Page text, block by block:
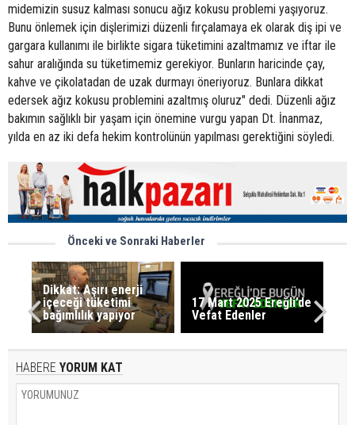
midemizin susuz kalması sonucu ağız kokusu problemi yaşıyoruz.
Bunu önlemek için dişlerimizi düzenli fırçalamaya ek olarak diş ipi ve
gargara kullanımı ile birlikte sigara tüketimini azaltmamız ve iftar ile
sahur aralığında su tüketimemiz gerekiyor. Bunların haricinde çay,
kahve ve çikolatadan de uzak durmayı öneriyoruz. Bunlara dikkat
edersek ağız kokusu problemini azaltmış oluruz" dedi. Düzenli ağız
bakımın sağlıklı bir yaşam için önemine vurgu yapan Dt. İnanmaz,
yılda en az iki defa hekim kontrolünün yapılması gerektiğini söyledi.
Önceki ve Sonraki Haberler
Dikkat: Aşırı enerji
içeceği tüketimi
bağımlılık yapıyor
17 Mart 2025 Ereğli’de
Vefat Edenler
HABERE YORUM KAT